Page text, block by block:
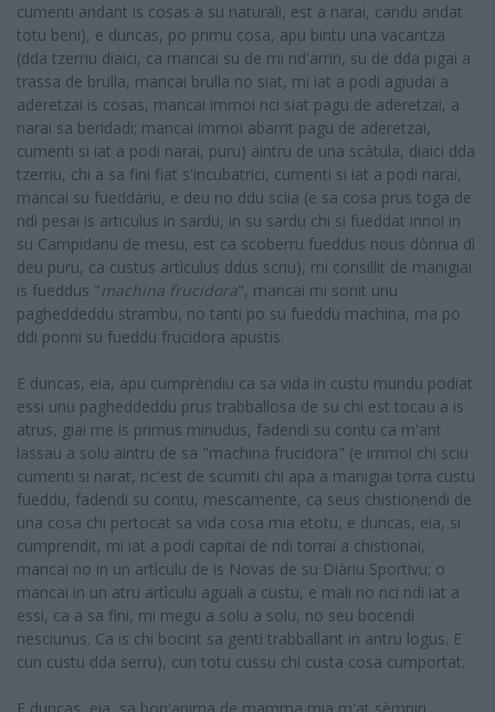
cumenti andant is cosas a su naturali, est a narai, candu andat
totu beni), e duncas, po primu cosa, apu bintu una vacantza
(dda tzerriu diaici, ca mancai su de mi nd'arriri, su de dda pigai a
trassa de brulla, mancai brulla no siat, mi iat a podi agiudai a
aderetzai is cosas, mancai immoi nci siat pagu de aderetzai, a
narai sa beridadi; mancai immoi abarrit pagu de aderetzai,
cumenti si iat a podi narai, puru) aintru de una scàtula, diaici dda
tzerriu, chi a sa fini fiat s'incubatrici, cumenti si iat a podi narai,
mancai su fueddàriu, e deu no ddu sciia (e sa cosa prus toga de
ndi pesai is articulus in sardu, in su sardu chi si fueddat innoi in
su Campidanu de mesu, est ca scoberru fueddus nous dònnia dì
deu puru, ca custus artìculus ddus scriu), mi consillit de manigiai
is fueddus "machina frucidora", mancai mi sonit unu
pagheddeddu strambu, no tanti po su fueddu machina, ma po
ddi ponni su fueddu frucidora apustis.
E duncas, eia, apu cumprèndiu ca sa vida in custu mundu podiat
essi unu pagheddeddu prus trabballosa de su chi est tocau a is
atrus, giai me is primus minudus, fadendi su contu ca m'ant
lassau a solu aintru de sa "machina frucidora" (e immoi chi sciu
cumenti si narat, nc'est de scumiti chi apa a manigiai torra custu
fueddu, fadendi su contu, mescamente, ca seus chistionendi de
una cosa chi pertocat sa vida cosa mia etotu, e duncas, eia, si
cumprendit, mi iat a podi capitai de ndi torrai a chistionai,
mancai no in un artìculu de is Novas de su Diàriu Sportivu; o
mancai in un atru artìculu aguali a custu, e mali no nci ndi iat a
essi, ca a sa fini, mi megu a solu a solu, no seu bocendi
nesciunus. Ca is chi bocint sa genti trabballant in antru logus. E
cun custu dda serru), cun totu cussu chi custa cosa cumportat.